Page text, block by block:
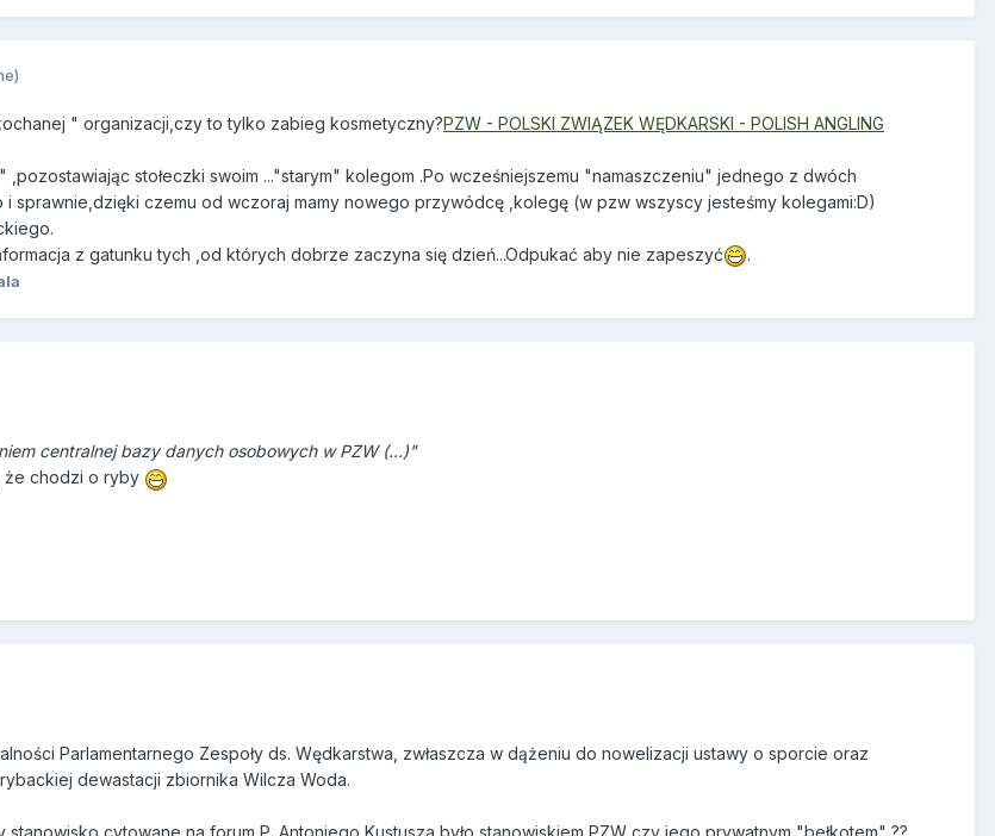
" organizacji,czy to tylko zabieg kosmetyczny?PZW - POLSKI ZWIĄZEK WĘDKARSKI - POLISH ANGLING
stołeczki swoim ..."starym" kolegom .Po wcześniejszemu "namaszczeniu" jednego z dwóch
i sprawnie,dzięki czemu od wczoraj mamy nowego przywódcę ,kolegę (w pzw wszyscy jesteśmy kolegami:D)
z gatunku tych ,od których dobrze zaczyna się dzień...Odpukać aby nie zapeszyć
.
centralnej bazy danych osobowych w PZW (...)"
że chodzi o ryby
Parlamentarnego Zespoły ds. Wędkarstwa, zwłaszcza w dążeniu do nowelizacji ustawy o sporcie oraz
dewastacji zbiornika Wilcza Woda.
cytowane na forum P. Antoniego Kustusza było stanowiskiem PZW czy jego prywatnym "bełkotem" ??